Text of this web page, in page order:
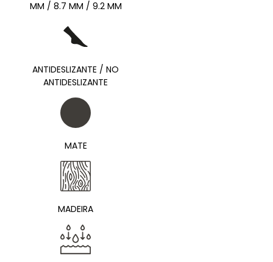
MM / 8.7 MM / 9.2 MM
ANTIDESLIZANTE / NO
ANTIDESLIZANTE
MATE
MADEIRA